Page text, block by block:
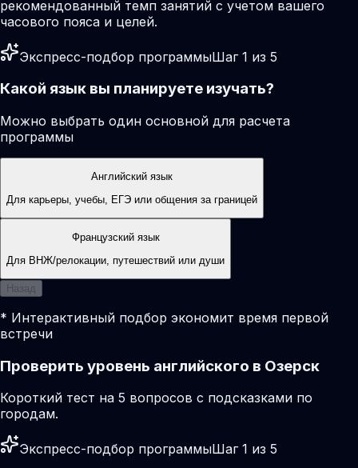
рекомендованный темп занятий с учетом вашего
часового пояса и целей.
Экспресс-подбор программыШаг 1 из 5
Какой язык вы планируете изучать?
Можно выбрать один основной для расчета
программы
Английский язык
Для карьеры, учебы, ЕГЭ или общения за границей
Французский язык
Для ВНЖ/релокации, путешествий или души
Назад
* Интерактивный подбор экономит время первой
встречи
Проверить уровень английского в Озерск
Короткий тест на 5 вопросов с подсказками по
городам.
Экспресс-подбор программыШаг 1 из 5